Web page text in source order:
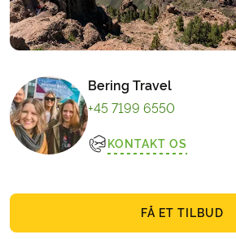
Bering Travel
+45 7199 6550
KONTAKT OS
FÅ ET TILBUD